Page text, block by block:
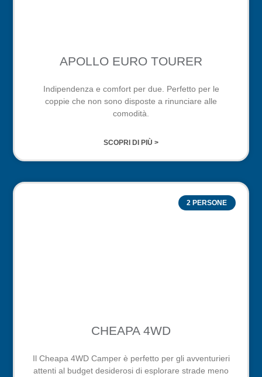
APOLLO EURO TOURER
Indipendenza e comfort per due. Perfetto per le
coppie che non sono disposte a rinunciare alle
comodità.
SCOPRI DI PIÙ >
2 PERSONE
CHEAPA 4WD
Il Cheapa 4WD Camper è perfetto per gli avventurieri
attenti al budget desiderosi di esplorare strade meno